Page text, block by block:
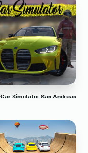
Car Simulator San Andreas